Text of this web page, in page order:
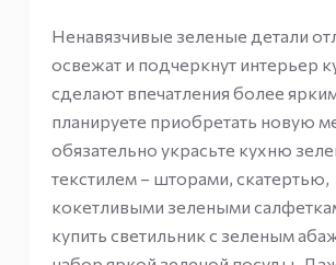
Ненавязчивые зеленые детали
освежат и подчеркнут интерьер
сделают впечатления более
планируете приобретать новую
обязательно украсьте кухню
текстилем – шторами, скатертью,
кокетливыми зелеными
купить светильник с зеленым